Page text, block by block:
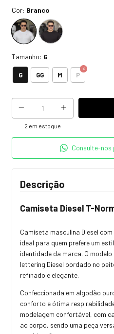
Cor: Branco
Tamanho: G
G GG M P
2 em estoque
Consulte-nos
Descrição
Camiseta Diesel T-
Camiseta masculina Diesel
ideal para quem prefere um
identidade da marca. O
lettering Diesel bordado no
refinado e elegante.
Confeccionada em algodão
conforto e ótima
modelagem confortável, com
ao corpo, sendo uma peça